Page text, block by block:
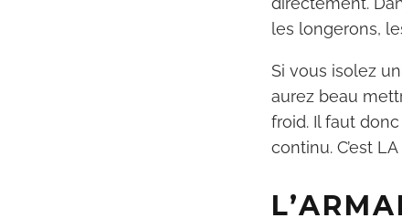
les longerons,
Si vous isolez
aurez beau
froid. Il faut
continu. C’est